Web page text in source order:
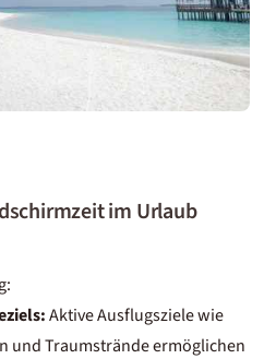
im Urlaub
Aktive Ausflugsziele wie
und Traumstrände ermöglichen